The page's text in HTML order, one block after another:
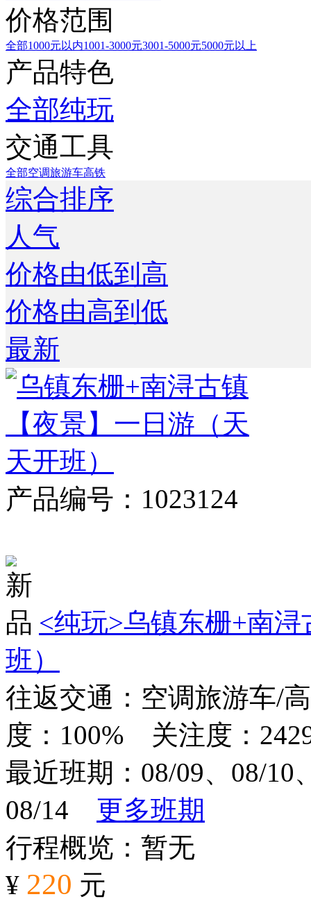
价格范围
全部1000元以内1001-3000元3001-5000元5000元以上
产品特色
全部纯玩
交通工具
全部空调旅游车高铁
综合排序
人气
价格由低到高
价格由高到低
最新
产品编号：1023124
<纯玩>乌镇东栅+南
班）
往返交通：空调旅游车
度：100% 关注度：
最近班期：08/09、08/10
08/14 更多班期
行程概览：暂无
¥ 220 元